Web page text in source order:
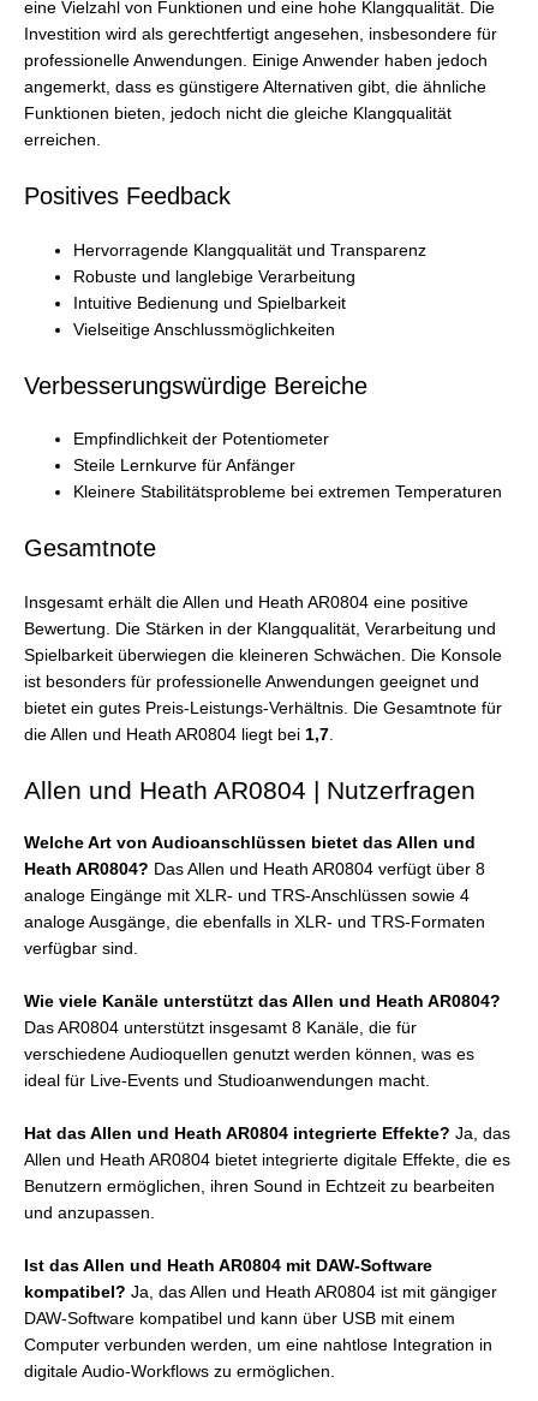
eine Vielzahl von Funktionen und eine hohe Klangqualität. Die
Investition wird als gerechtfertigt angesehen, insbesondere für
professionelle Anwendungen. Einige Anwender haben jedoch
angemerkt, dass es günstigere Alternativen gibt, die ähnliche
Funktionen bieten, jedoch nicht die gleiche Klangqualität
erreichen.
Positives Feedback
Hervorragende Klangqualität und Transparenz
Robuste und langlebige Verarbeitung
Intuitive Bedienung und Spielbarkeit
Vielseitige Anschlussmöglichkeiten
Verbesserungswürdige Bereiche
Empfindlichkeit der Potentiometer
Steile Lernkurve für Anfänger
Kleinere Stabilitätsprobleme bei extremen Temperaturen
Gesamtnote
Insgesamt erhält die Allen und Heath AR0804 eine positive
Bewertung. Die Stärken in der Klangqualität, Verarbeitung und
Spielbarkeit überwiegen die kleineren Schwächen. Die Konsole
ist besonders für professionelle Anwendungen geeignet und
bietet ein gutes Preis-Leistungs-Verhältnis. Die Gesamtnote für
die Allen und Heath AR0804 liegt bei 1,7.
Allen und Heath AR0804 | Nutzerfragen
Welche Art von Audioanschlüssen bietet das Allen und
Heath AR0804? Das Allen und Heath AR0804 verfügt über 8
analoge Eingänge mit XLR- und TRS-Anschlüssen sowie 4
analoge Ausgänge, die ebenfalls in XLR- und TRS-Formaten
verfügbar sind.
Wie viele Kanäle unterstützt das Allen und Heath AR0804?
Das AR0804 unterstützt insgesamt 8 Kanäle, die für
verschiedene Audioquellen genutzt werden können, was es
ideal für Live-Events und Studioanwendungen macht.
Hat das Allen und Heath AR0804 integrierte Effekte? Ja, das
Allen und Heath AR0804 bietet integrierte digitale Effekte, die es
Benutzern ermöglichen, ihren Sound in Echtzeit zu bearbeiten
und anzupassen.
Ist das Allen und Heath AR0804 mit DAW-Software
kompatibel? Ja, das Allen und Heath AR0804 ist mit gängiger
DAW-Software kompatibel und kann über USB mit einem
Computer verbunden werden, um eine nahtlose Integration in
digitale Audio-Workflows zu ermöglichen.